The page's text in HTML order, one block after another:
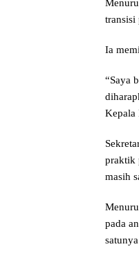
transisi
Ia
“Saya
Kepala
praktik
masih
pada